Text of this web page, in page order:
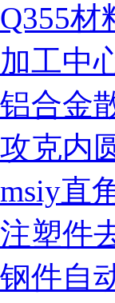
Q355材
加工中
铝合金
攻克内
msiy直
注塑件
钢件自